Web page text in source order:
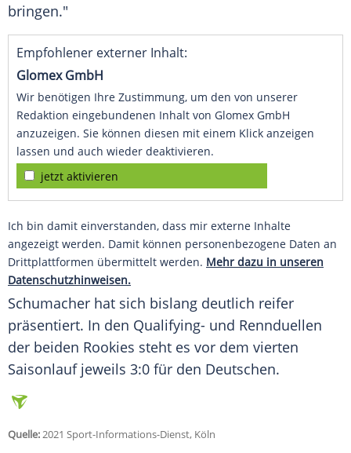
bringen."
Empfohlener externer Inhalt:
Glomex GmbH
Wir benötigen Ihre Zustimmung, um den von unserer
Redaktion eingebundenen Inhalt von Glomex GmbH
anzuzeigen. Sie können diesen mit einem Klick anzeigen
lassen und auch wieder deaktivieren.
jetzt aktivieren
Ich bin damit einverstanden, dass mir externe Inhalte
angezeigt werden. Damit können personenbezogene Daten an
Drittplattformen übermittelt werden. Mehr dazu in unseren
Datenschutzhinweisen.
Schumacher hat sich bislang deutlich reifer
präsentiert. In den Qualifying- und Rennduellen
der beiden Rookies steht es vor dem vierten
Saisonlaufjeweils 3:0 für den Deutschen.
Quelle:2021 Sport-Informations-Dienst, Köln